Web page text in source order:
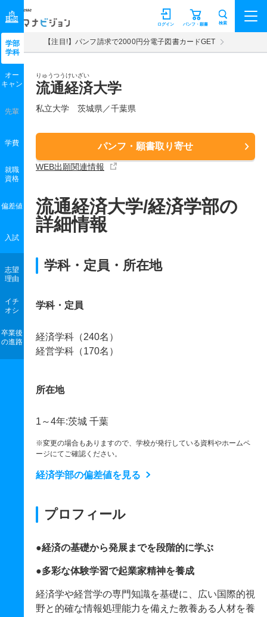
マナビジョン パンフ・願書
ログイン 検索
【注目!】パンフ請求で2000円分電子図書カードGET
りゅうつうけいざい
流通経済大学
私立大学 茨城県／千葉県
パンフ・願書取り寄せ
WEB出願関連情報
学部
学科
オー
キャン
先輩
学費
就職
資格
偏差値
入試
志望
理由
イチ
オシ
卒業後
の進路
流通経済大学/経済学部の
詳細情報
学科・定員・所在地
学科・定員
経済学科（240名）
経営学科（170名）
所在地
1～4年:茨城 千葉
※変更の場合もありますので、学校が発行している資料やホームペ
ージにてご確認ください。
経済学部の偏差値を見る
プロフィール
●経済の基礎から発展までを段階的に学ぶ
●多彩な体験学習で起業家精神を養成
経済学や経営学の専門知識を基礎に、広い国際的視
野と的確な情報処理能力を備えた教養ある人材を養